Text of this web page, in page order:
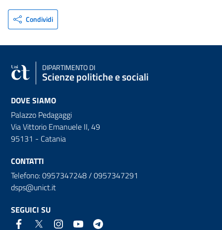
Condividi
DIPARTIMENTO DI
Scienze politiche e sociali
DOVE SIAMO
Palazzo Pedagaggi
Via Vittorio Emanuele II, 49
95131 - Catania
CONTATTI
Telefono: 0957347248 / 0957347291
dsps@unict.it
SEGUICI SU